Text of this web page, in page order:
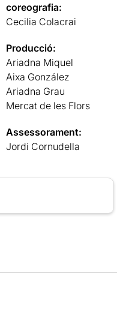
coreografia:
Cecilia Colacrai
Producció:
Ariadna Miquel
Aixa González
Ariadna Grau
Mercat de les Flors
Assessorament:
Jordi Cornudella